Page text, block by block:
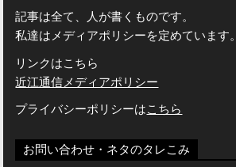
記事は全て、人が書くものです。
私達はメディアポリシーを定めています。
リンクはこちら
近江通信メディアポリシー
プライバシーポリシーはこちら
お問い合わせ・ネタのタレこみ